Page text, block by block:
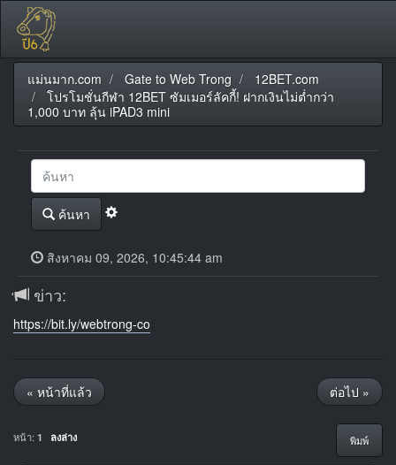
แม่นมาก.com Gate to Web Trong
12BET.com
โปรโมชั่นกีฬา 12BET ซัมเมอร์ลัคกี้! ฝากเงินไม่ต่ำกว่า
1,000 บาท ลุ้น iPAD3 mini
ค้นหา
สิงหาคม 09, 2026, 10:45:44 am
ข่าว:
https://bit.ly/webtrong-co
« หน้าที่แล้ว ต่อไป »
พิมพ์
หน้า: 1 ลงล่าง